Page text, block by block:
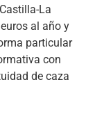
La
al año y
particular
con
de caza